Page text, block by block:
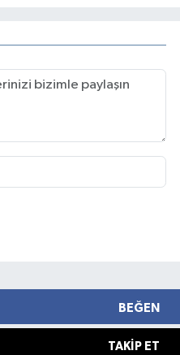
BEĞEN
TAKIP ET